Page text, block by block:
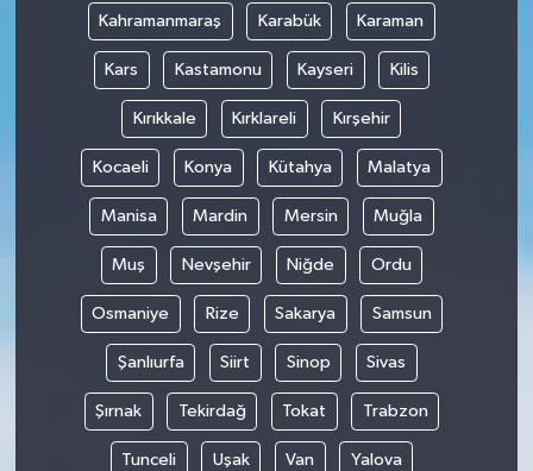
Kahramanmaraş Karabük Karaman
Kars Kastamonu Kayseri Kilis
Kırıkkale Kırklareli Kırşehir
Kocaeli Konya Kütahya Malatya
Manisa Mardin Mersin Muğla
Muş Nevşehir Niğde Ordu
Osmaniye Rize Sakarya Samsun
Şanlıurfa Siirt Sinop Sivas
Şırnak Tekirdağ Tokat Trabzon
Tunceli Uşak Van Yalova